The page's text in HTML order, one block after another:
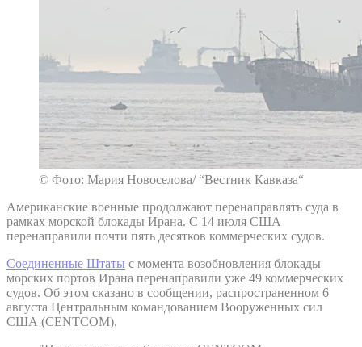
© Фото: Мария Новоселова/ “Вестник Кавказа“
Американские военные продолжают перенаправлять суда в
рамках морской блокады Ирана. С 14 июля США
перенаправили почти пять десятков коммерческих судов.
Соединенные Штаты с момента возобновления блокады
морских портов Ирана перенаправили уже 49 коммерческих
судов. Об этом сказано в сообщении, распространенном 6
августа Центральным командованием Вооруженных сил
США (CENTCOM).